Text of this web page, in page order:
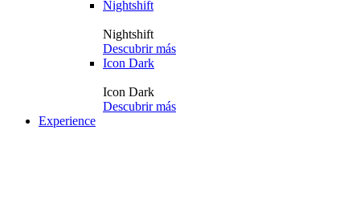
Nightshift
Nightshift
Descubrir más
Icon Dark
Icon Dark
Descubrir más
Experience